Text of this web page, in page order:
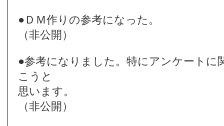
●ＤＭ作りの参考になった。
（非公開）
●参考になりました。特にアンケートに
こうと
思います。
（非公開）